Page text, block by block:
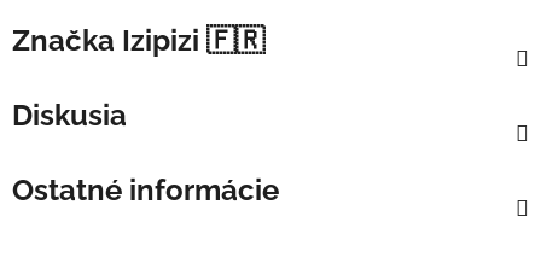
Značka Izipizi 🇫🇷
Diskusia
Ostatné informácie